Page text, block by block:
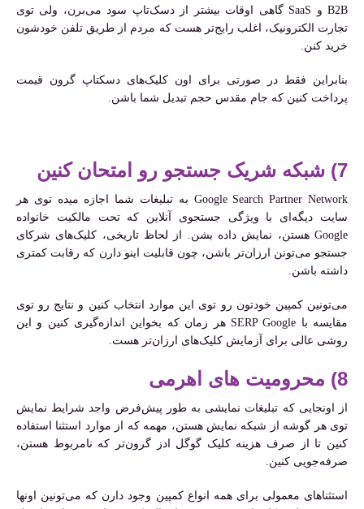
B2B و SaaS گاهی اوقات بیشتر از دسک‌تاپ سود می‌برن، ولی توی
تجارت الکترونیک، اغلب رایج‌تر هست که مردم از طریق تلفن خودشون
خرید کنن.
بنابراین فقط در صورتی برای اون کلیک‌های دسکتاپ گرون قیمت
پرداخت کنین که جام مقدس حجم تبدیل شما باشن.
7) شبکه شریک جستجو رو امتحان کنین
Google Search Partner Network به تبلیغات شما اجازه میده توی هر
سایت دیگه‌ای با ویژگی جستجوی آنلاین که تحت مالکیت خانواده
Google هستن، نمایش داده بشن. از لحاظ تاریخی، کلیک‌های شرکای
جستجو می‌تونن ارزان‌تر باشن، چون قابلیت اینو دارن که رقابت کمتری
داشته باشن.
می‌تونین کمپین خودتون رو توی این موارد انتخاب کنین و نتایج رو توی
مقایسه با SERP Google هر زمان که بخواین اندازه‌گیری کنین و این
روشی عالی برای آزمایش کلیک‌های ارزان‌تر هست.
8) محرومیت های اهرمی
از اونجایی که تبلیغات نمایشی به طور پیش‌فرض واجد شرایط نمایش
توی هر گوشه از شبکه نمایش هستن، مهمه که از موارد استثنا استفاده
کنین تا از صرف هزینه کلیک گوگل ادز گرون‌تر که نامربوط هستن،
صرفه‌جویی کنین.
استثناهای معمولی برای همه انواع کمپین وجود دارن که می‌تونین اونها